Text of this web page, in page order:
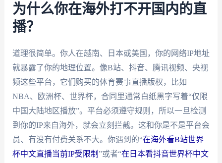
为什么你在海外打不开国内的直
播？
道理很简单。你人在越南、日本或美国，你的网络IP地址
就暴露了你的地理位置。像B站、抖音、腾讯视频、央视
频这些平台，它们购买的体育赛事直播版权，比如
NBA、欧洲杯、世界杯，合同里通常白纸黑字写着“仅限
中国大陆地区播放”。平台必须遵守规则，所以一旦检测
到你的IP来自海外，就会立刻拦截。这和你是不是平台会
员、有没有付费关系不大。你遇到的“在海外看B站世界
杯中文直播当前IP受限制 ”或者“在日本看抖音世界杯中文